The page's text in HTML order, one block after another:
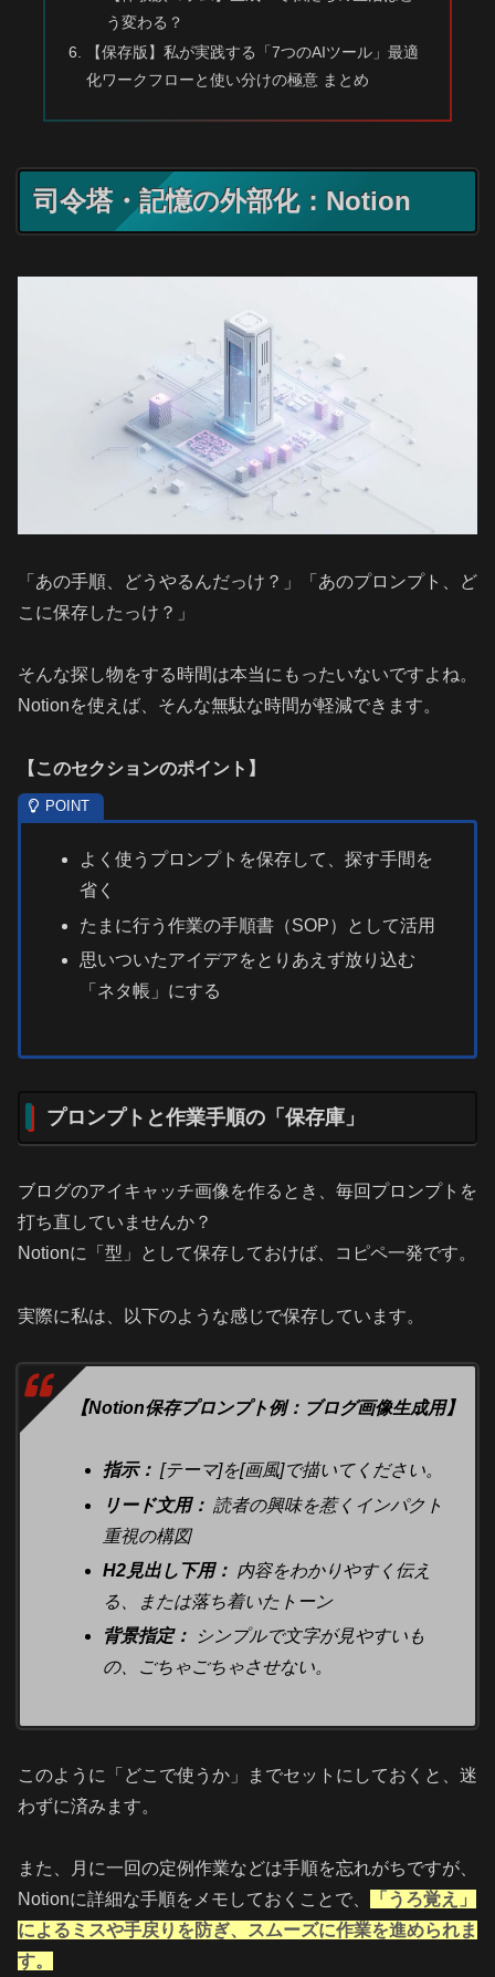
う変わる？
【保存版】私が実践する「7つのAIツール」最適
化ワークフローと使い分けの極意 まとめ
司令塔・記憶の外部化：Notion
「あの手順、どうやるんだっけ？」「あのプロンプト、ど
こに保存したっけ？」
そんな探し物をする時間は本当にもったいないですよね。
Notionを使えば、そんな無駄な時間が軽減できます。
【 このセクションのポイント 】
よく使うプロンプトを保存して、探す手間を
省く
たまに行う作業の手順書（SOP）として活用
思いついたアイデアをとりあえず放り込む
「ネタ帳」にする
プロンプトと作業手順の「保存庫」
ブログのアイキャッチ画像を作るとき、毎回プロンプトを
打ち直していませんか？
Notionに「型」として保存しておけば、コピペ一発です。
実際に私は、以下のような感じで保存しています。
【Notion保存プロンプト例：ブログ画像生成用】
指示： [テーマ]を[画風]で描いてください。
リード文用： 読者の興味を惹くインパクト
重視の構図
H2見出し下用： 内容をわかりやすく伝え
る、または落ち着いたトーン
背景指定：
シンプルで文字が見やすいも
の、ごちゃごちゃさせない。
このように「どこで使うか」までセットにしておくと、迷
わずに済みます。
また、月に一回の定例作業などは手順を忘れがちですが、
Notionに詳細な手順をメモしておくことで、
「うろ覚え」
によるミスや手戻りを防ぎ、スムーズに作業を進められま
す。